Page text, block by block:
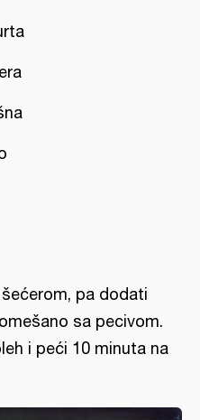
pa dodati
sa pecivom.
i peći 10 minuta na